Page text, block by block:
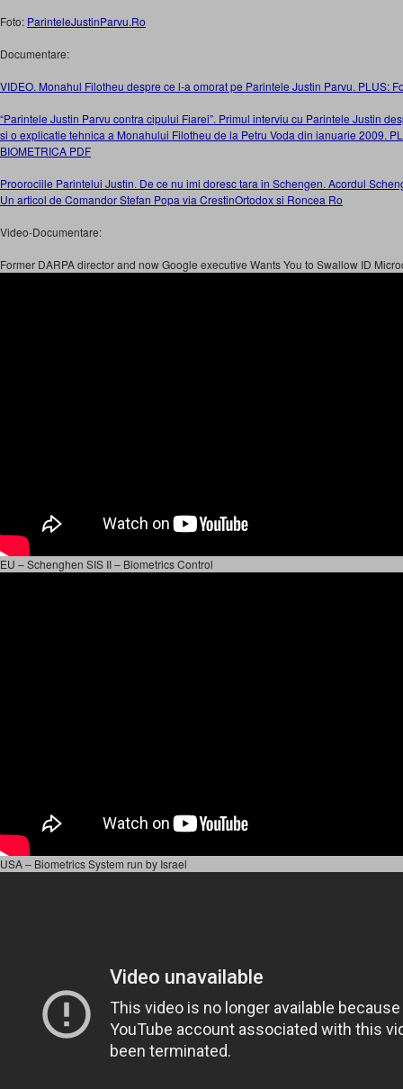
Foto: ParinteleJustinParvu.Ro
Documentare:
VIDEO. Monahul Filotheu despre ce l-a omorat pe Parintele Justin Parvu. PLUS:
“Parintele Justin Parvu contra cipului Fiarei”. Primul interviu cu Parintele Justin
si o explicatie tehnica a Monahului Filotheu de la Petru Voda din ianuarie 2009.
BIOMETRICA PDF
Proorociile Parintelui Justin. De ce nu imi doresc tara in Schengen. Acordul
Un articol de Comandor Stefan Popa via CrestinOrtodox si Roncea Ro
Video-Documentare:
Former DARPA director and now Google executive Wants You to Swallow ID
EU – Schenghen SIS II – Biometrics Control
USA – Biometrics System run by Israel